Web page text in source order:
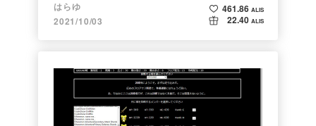
はらゆ
2021/10/03
461.86 ALIS
22.40 ALIS